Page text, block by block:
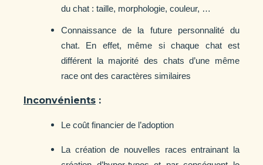
du chat : taille, morphologie, couleur, …
Connaissance de la future personnalité du
chat. En effet, même si chaque chat est
différent la majorité des chats d’une même
race ont des caractères similaires
Inconvénients :
Le coût financier de l’adoption
La création de nouvelles races entrainant la